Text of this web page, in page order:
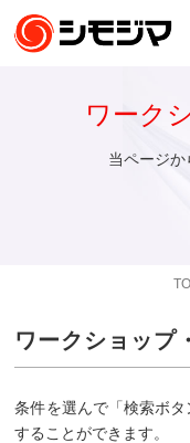
ワーク
当ページか
ワークショップ
条件を選んで「検索ボ
することができます。